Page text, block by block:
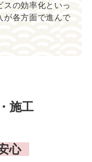
スの効率化といっ
が各方面で進んで
施工
心